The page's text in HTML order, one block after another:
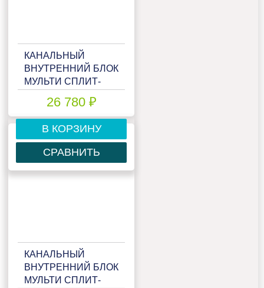
КАНАЛЬНЫЙ
ВНУТРЕННИЙ БЛОК
МУЛЬТИ СПЛИТ-
MULTI MATCH LAC-
12ADIM
26 780 ₽
В КОРЗИНУ
СРАВНИТЬ
КАНАЛЬНЫЙ
ВНУТРЕННИЙ БЛОК
МУЛЬТИ СПЛИТ-